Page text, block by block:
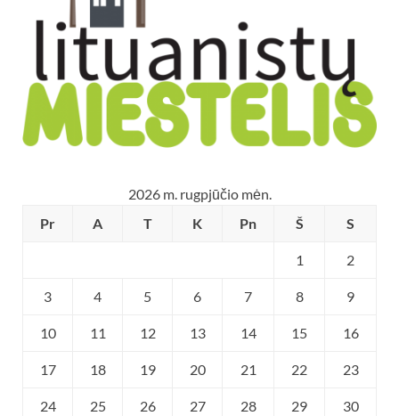
2026 m. rugpjūčio mėn.
Pr
A T K Pn Š S
1 2
3 4 5 6 7 8 9
10 11 12 13 14 15 16
17 18 19 20 21 22 23
24 25 26 27 28 29 30